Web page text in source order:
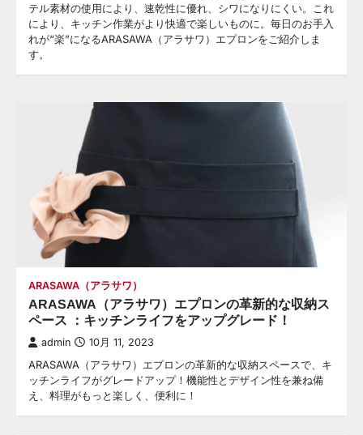
テル素材の使用により、速乾性に優れ、シワになりにくい。これ
により、キッチン作業がより快適で楽しいものに。毎日のお手入
れが“楽”になるARASAWA（アラサワ）エプロンをご紹介しま
す。
ARASAWA（アラサワ）
ARASAWA（アラサワ）エプロンの革新的な収納ス
ペース ：キッチンライフをアップグレード！
admin 10月 11, 2023
ARASAWA（アラサワ）エプロンの革新的な収納スペースで、キ
ッチンライフがグレードアップ！機能性とデザイン性を兼ね備
え、料理がもっと楽しく、便利に！